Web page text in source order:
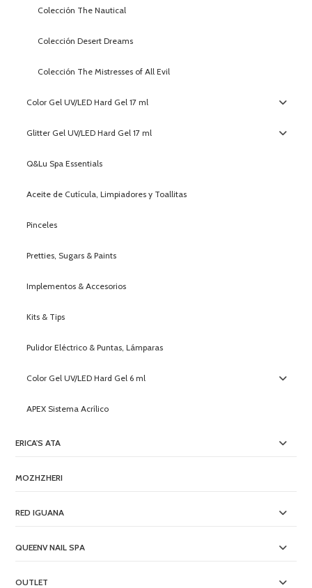
Colección The Nautical
Colección Desert Dreams
Colección The Mistresses of All Evil
Color Gel UV/LED Hard Gel 17 ml
Glitter Gel UV/LED Hard Gel 17 ml
Q&Lu Spa Essentials
Aceite de Cutícula, Limpiadores y Toallitas
Pinceles
Pretties, Sugars & Paints
Implementos & Accesorios
Kits & Tips
Pulidor Eléctrico & Puntas, Lámparas
Color Gel UV/LED Hard Gel 6 ml
APEX Sistema Acrílico
ERICA'S ATA
MOZHZHERI
RED IGUANA
QUEENV NAIL SPA
OUTLET